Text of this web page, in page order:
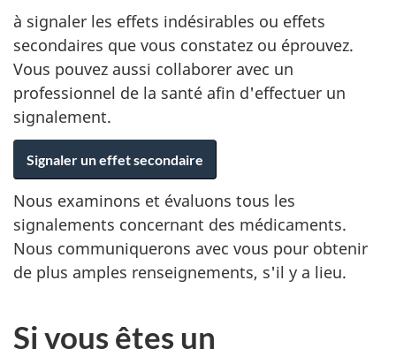
à signaler les effets indésirables ou effets
secondaires que vous constatez ou éprouvez.
Vous pouvez aussi collaborer avec un
professionnel de la santé afin d'effectuer un
signalement.
Signaler un effet secondaire
Nous examinons et évaluons tous les
signalements concernant des médicaments.
Nous communiquerons avec vous pour obtenir
de plus amples renseignements, s'il y a lieu.
Si vous êtes un